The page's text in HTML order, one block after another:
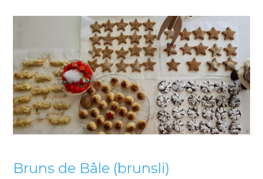
Bruns de Bâle (brunsli)